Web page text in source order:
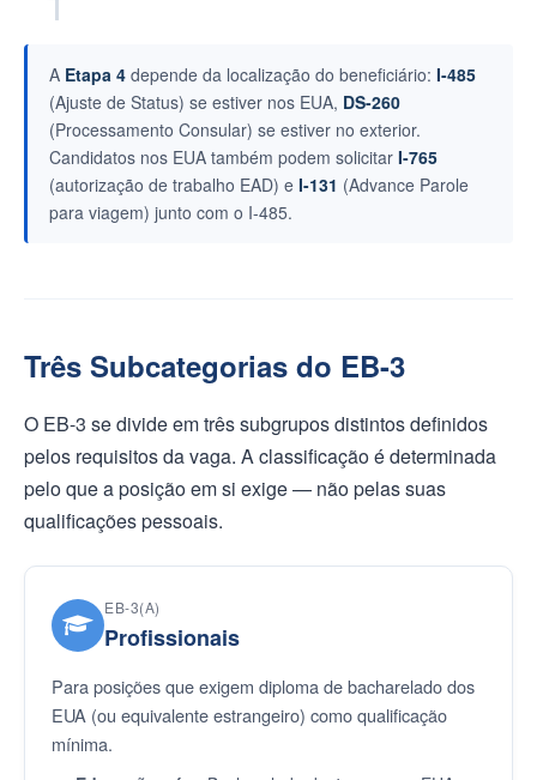
A Etapa 4 depende da localização do beneficiário: I-485
(Ajuste de Status) se estiver nos EUA, DS-260
(Processamento Consular) se estiver no exterior.
Candidatos nos EUA também podem solicitar I-765
(autorização de trabalho EAD) e I-131 (Advance Parole
para viagem) junto com o I-485.
Três Subcategorias do EB-3
O EB-3 se divide em três subgrupos distintos definidos
pelos requisitos da vaga. A classificação é determinada
pelo que a posição em si exige — não pelas suas
qualificações pessoais.
EB-3(A)
Profissionais
Para posições que exigem diploma de bacharelado dos
EUA (ou equivalente estrangeiro) como qualificação
mínima.